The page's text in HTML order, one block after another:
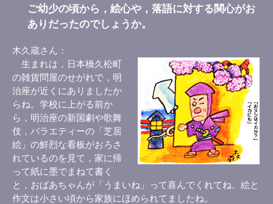
ご幼少の頃から，絵心や，落語に対する関心がお
ありだったのでしょうか。
木久蔵さん
生まれは，日本橋久松町
の雑貨問屋のせがれで，明
治座が近くにありましたか
らね。学校に上がる前か
ら，明治座の新国劇や歌舞
伎，バラエティーの「芝居
絵」の鮮烈な看板がおろさ
れているのを見て，家に帰
って紙に墨でまねて書く
と，おばあちゃんが「うまいね」って喜んでくれてね。絵と
作文は小さい頃から家族にほめられてましたね。